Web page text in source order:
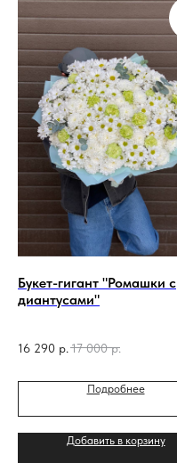
Букет-гигант "Ромашки с
диантусами"
16 290 р. 17 000 р.
Подробнее
Добавить в корзину